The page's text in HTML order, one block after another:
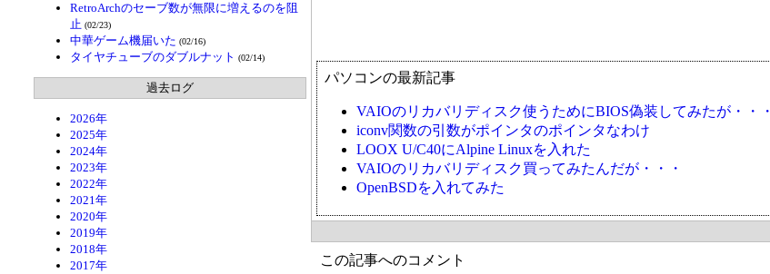
RetroArchのセーブ数が無限に増えるのを阻
止 (02/23)
中華ゲーム機届いた (02/16)
タイヤチューブのダブルナット (02/14)
過去ログ
2026年
2025年
2024年
2023年
2022年
2021年
2020年
2019年
2018年
2017年
パソコンの最新記事
VAIOのリカバリディスク使うためにBIOS偽装してみたが・・・
iconv関数の引数がポインタのポインタなわけ
LOOX U/C40にAlpine Linuxを入れた
VAIOのリカバリディスク買ってみたんだが・・・
OpenBSDを入れてみた
この記事へのコメント